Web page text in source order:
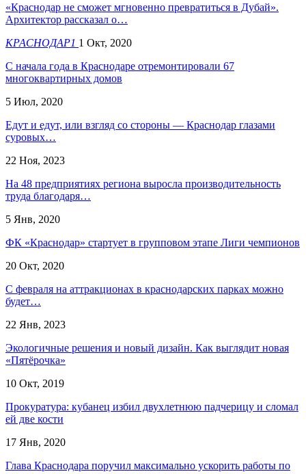
«Краснодар не сможет мгновенно превратиться в Дубай».
Архитектор рассказал о…
КРАСНОДАР1 1 Окт, 2020
С начала года в Краснодаре отремонтировали 67
многоквартирных домов
5 Июл, 2020
Едут и едут, или взгляд со стороны — Краснодар глазами
суровых…
22 Ноя, 2023
На 48 предприятиях региона выросла производительность
труда благодаря…
5 Янв, 2020
ФК «Краснодар» стартует в групповом этапе Лиги чемпионов
20 Окт, 2020
С февраля на аттракционах в краснодарских парках можно
будет…
22 Янв, 2023
Экологичные решения и новый дизайн. Как выглядит новая
«Пятёрочка»
10 Окт, 2019
Прокуратура: кубанец избил двухлетнюю падчерицу и сломал
ей две кости
17 Янв, 2020
Глава Краснодара поручил максимально ускорить работы по